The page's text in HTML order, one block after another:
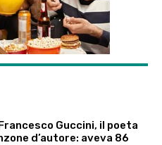
Guccini, il poeta
d’autore: aveva 86